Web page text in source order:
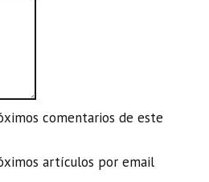
comentarios de este
artículos por email